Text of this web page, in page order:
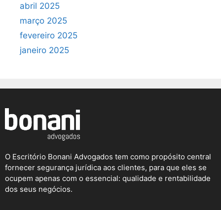
abril 2025
março 2025
fevereiro 2025
janeiro 2025
O Escritório Bonani Advogados tem como propósito central
fornecer segurança jurídica aos clientes, para que eles se
ocupem apenas com o essencial: qualidade e rentabilidade
dos seus negócios.